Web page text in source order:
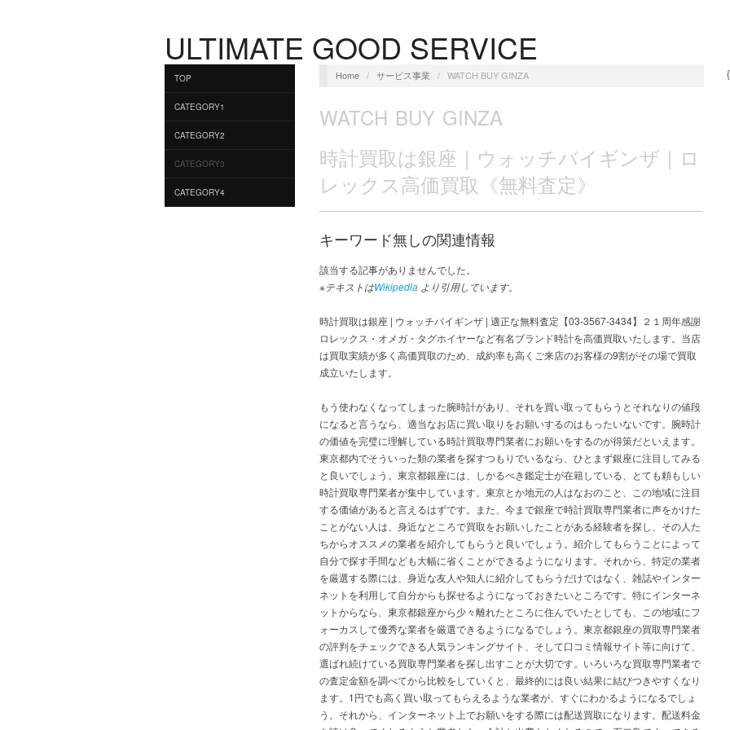
ULTIMATE GOOD SERVICE
TOP
CATEGORY1
CATEGORY2
CATEGORY3
CATEGORY4
Home / サービス事業 / WATCH BUY GINZA
WATCH BUY GINZA
時計買取は銀座 | ウォッチバイギンザ | ロ
レックス高価買取《無料査定》
キーワード無しの関連情報
該当する記事がありませんでした。
※テキストはWikipedia より引用しています。
時計買取は銀座 | ウォッチバイギンザ | 適正な無料査定【03-3567-3434】２１周年感謝
ロレックス・オメガ・タグホイヤーなど有名ブランド時計を高価買取いたします。当店
は買取実績が多く高価買取のため、成約率も高くご来店のお客様の9割がその場で買取
成立いたします。
もう使わなくなってしまった腕時計があり、それを買い取ってもらうとそれなりの値段
になると言うなら、適当なお店に買い取りをお願いするのはもったいないです。腕時計
の価値を完璧に理解している時計買取専門業者にお願いをするのが得策だといえます。
東京都内でそういった類の業者を探すつもりでいるなら、ひとまず銀座に注目してみる
と良いでしょう。東京都銀座には、しかるべき鑑定士が在籍している、とても頼もしい
時計買取専門業者が集中しています。東京とか地元の人はなおのこと、この地域に注目
する価値があると言えるはずです。また、今まで銀座で時計買取専門業者に声をかけた
ことがない人は、身近なところで買取をお願いしたことがある経験者を探し、その人た
ちからオススメの業者を紹介してもらうと良いでしょう。紹介してもらうことによって
自分で探す手間なども大幅に省くことができるようになります。それから、特定の業者
を厳選する際には、身近な友人や知人に紹介してもらうだけではなく、雑誌やインター
ネットを利用して自分からも探せるようになっておきたいところです。特にインターネ
ットからなら、東京都銀座から少々離れたところに住んでいたとしても、この地域にフ
ォーカスして優秀な業者を厳選できるようになるでしょう。東京都銀座の買取専門業者
の評判をチェックできる人気ランキングサイト、そして口コミ情報サイト等に向けて、
選ばれ続けている買取専門業者を探し出すことが大切です。いろいろな買取専門業者で
の査定金額を調べてから比較をしていくと、最終的には良い結果に結びつきやすくなり
ます。1円でも高く買い取ってもらえるような業者が、すぐにわかるようになるでしょ
う。それから、インターネット上でお願いをする際には配送買取になります。配送料金